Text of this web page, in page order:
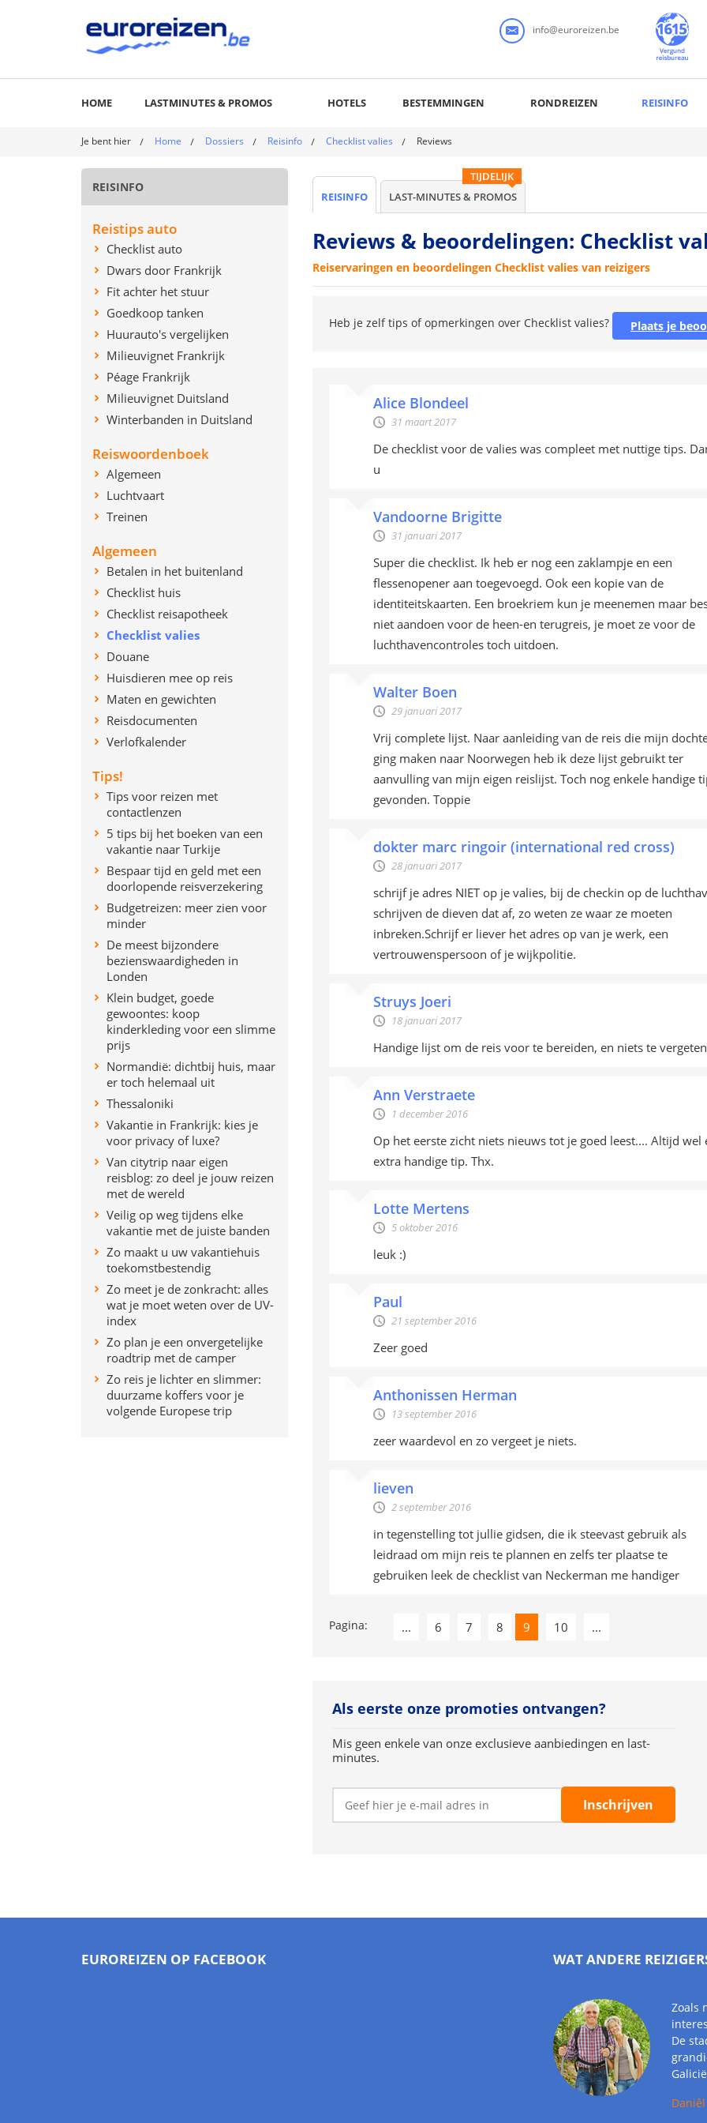
info@euroreizen.be
HOME LASTMINUTES & PROMOS HOTELS BESTEMMINGEN RONDREIZEN REISINFO
Je bent hier Home Dossiers Reisinfo Checklist valies Reviews
REISINFO
Reistips auto
Checklist auto
Dwars door Frankrijk
Fit achter het stuur
Goedkoop tanken
Huurauto's vergelijken
Milieuvignet Frankrijk
Péage Frankrijk
Milieuvignet Duitsland
Winterbanden in Duitsland
Reiswoordenboek
Algemeen
Luchtvaart
Treinen
Algemeen
Betalen in het buitenland
Checklist huis
Checklist reisapotheek
Checklist valies
Douane
Huisdieren mee op reis
Maten en gewichten
Reisdocumenten
Verlofkalender
Tips!
Tips voor reizen met
contactlenzen
5 tips bij het boeken van een
vakantie naar Turkije
Bespaar tijd en geld met een
doorlopende reisverzekering
Budgetreizen: meer zien voor
minder
De meest bijzondere
bezienswaardigheden in
Londen
Klein budget, goede
gewoontes: koop
kinderkleding voor een slimme
prijs
Normandië: dichtbij huis, maar
er toch helemaal uit
Thessaloniki
Vakantie in Frankrijk: kies je
voor privacy of luxe?
Van citytrip naar eigen
reisblog: zo deel je jouw reizen
met de wereld
Veilig op weg tijdens elke
vakantie met de juiste banden
Zo maakt u uw vakantiehuis
toekomstbestendig
Zo meet je de zonkracht: alles
wat je moet weten over de UV-
index
Zo plan je een onvergetelijke
roadtrip met de camper
Zo reis je lichter en slimmer:
duurzame koffers voor je
volgende Europese trip
REISINFO
TIJDELIJK
LAST-MINUTES & PROMOS
Reviews & beoordelingen: Checklist
Reiservaringen en beoordelingen Checklist valies van reizigers
Heb je zelf tips of opmerkingen over Checklist valies? Plaats je
Alice Blondeel
31 maart 2017
De checklist voor de valies was compleet met nuttige tips.
u
Vandoorne Brigitte
31 januari 2017
Super die checklist. Ik heb er nog een zaklampje en een
flessenopener aan toegevoegd. Ook een kopie van de
identiteitskaarten. Een broekriem kun je meenemen maar
niet aandoen voor de heen-en terugreis, je moet ze voor de
luchthavencontroles toch uitdoen.
Walter Boen
29 januari 2017
Vrij complete lijst. Naar aanleiding van de reis die mijn
ging maken naar Noorwegen heb ik deze lijst gebruikt ter
aanvulling van mijn eigen reislijst. Toch nog enkele handige
gevonden. Toppie
dokter marc ringoir (international red cross)
28 januari 2017
schrijf je adres NIET op je valies, bij de checkin op de
schrijven de dieven dat af, zo weten ze waar ze moeten
inbreken.Schrijf er liever het adres op van je werk, een
vertrouwenspersoon of je wijkpolitie.
Struys Joeri
18 januari 2017
Handige lijst om de reis voor te bereiden, en niets te vergeten
Ann Verstraete
1 december 2016
Op het eerste zicht niets nieuws tot je goed leest.... Altijd wel
extra handige tip. Thx.
Lotte Mertens
5 oktober 2016
leuk :)
Paul
21 september 2016
Zeer goed
Anthonissen Herman
13 september 2016
zeer waardevol en zo vergeet je niets.
lieven
2 september 2016
in tegenstelling tot jullie gidsen, die ik steevast gebruik als
leidraad om mijn reis te plannen en zelfs ter plaatse te
gebruiken leek de checklist van Neckerman me handiger
Pagina: ... 6 7 8 9 10 ...
Als eerste onze promoties ontvangen?
Mis geen enkele van onze exclusieve aanbiedingen en last-
minutes.
EUROREIZEN OP FACEBOOK WAT ANDERE
Zoals
De